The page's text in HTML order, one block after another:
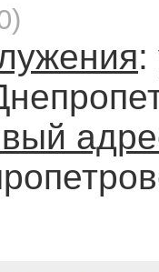
: